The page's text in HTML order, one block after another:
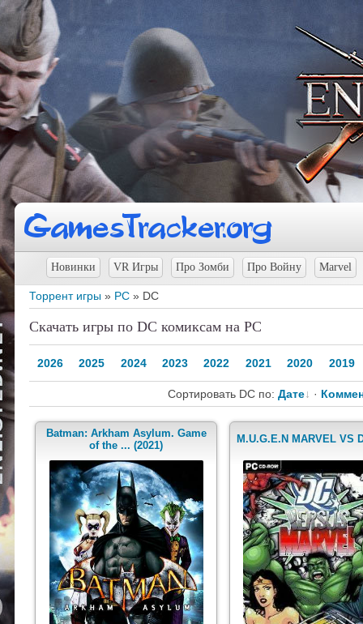
Новинки VR Игры Про Зомби Про Войну Marvel
Торрент игры » PC » DC
Скачать игры по DC комиксам на PC
2026 2025 2024 2023 2022 2021 2020 2019
Сортировать DC по: Дате ·
Batman: Arkham Asylum. Game
of the ... (2021)
M.U.G.E.N MARVEL VS